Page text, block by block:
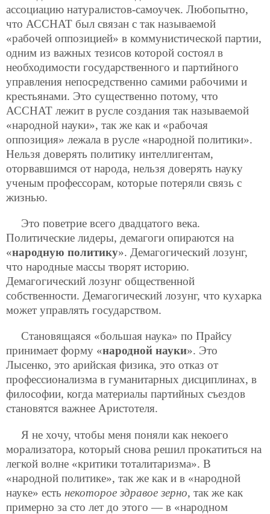
ассоциацию натуралистов-самоучек. Любопытно,
что АССНАТ был связан с так называемой
«рабочей оппозицией» в коммунистической партии,
одним из важных тезисов которой состоял в
необходимости государственного и партийного
управления непосредственно самими рабочими и
крестьянами. Это существенно потому, что
АССНАТ лежит в русле создания так называемой
«народной науки», так же как и «рабочая
оппозиция» лежала в русле «народной политики».
Нельзя доверять политику интеллигентам,
оторвавшимся от народа, нельзя доверять науку
ученым профессорам, которые потеряли связь с
жизнью.
Это поветрие всего двадцатого века.
Политические лидеры, демагоги опираются на
«народную политику». Демагогический лозунг,
что народные массы творят историю.
Демагогический лозунг общественной
собственности. Демагогический лозунг, что кухарка
может управлять государством.
Становящаяся «большая наука» по Прайсу
принимает форму «народной науки». Это
Лысенко, это арийская физика, это отказ от
профессионализма в гуманитарных дисциплинах, в
философии, когда материалы партийных съездов
становятся важнее Аристотеля.
Я не хочу, чтобы меня поняли как некоего
морализатора, который снова решил прокатиться на
легкой волне «критики тоталитаризма». В
«народной политике», так же как и в «народной
науке» есть некоторое здравое зерно, так же как
примерно за сто лет до этого — в «народном